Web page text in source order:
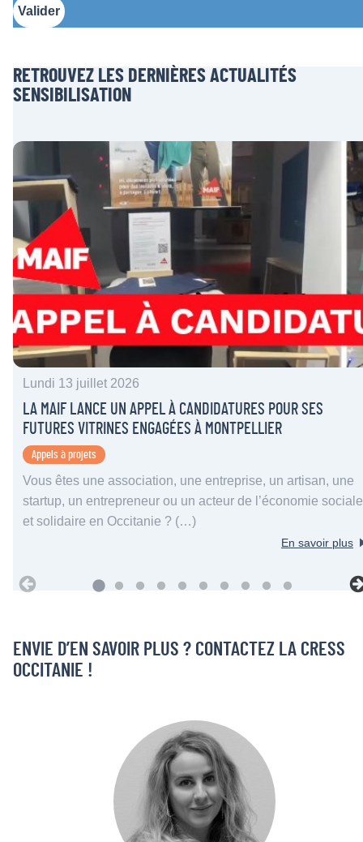
Valider
RETROUVEZ LES DERNIÈRES ACTUALITÉS
SENSIBILISATION
Lundi 13 juillet 2026
LA MAIF LANCE UN APPEL À CANDIDATURES POUR SES
FUTURES VITRINES ENGAGÉES À MONTPELLIER
Appels à projets
Vous êtes une association, une entreprise, un artisan, une
startup, un entrepreneur ou un acteur de l’économie sociale
et solidaire en Occitanie ? (…)
En savoir plus
ENVIE D’EN SAVOIR PLUS ? CONTACTEZ LA CRESS
OCCITANIE !